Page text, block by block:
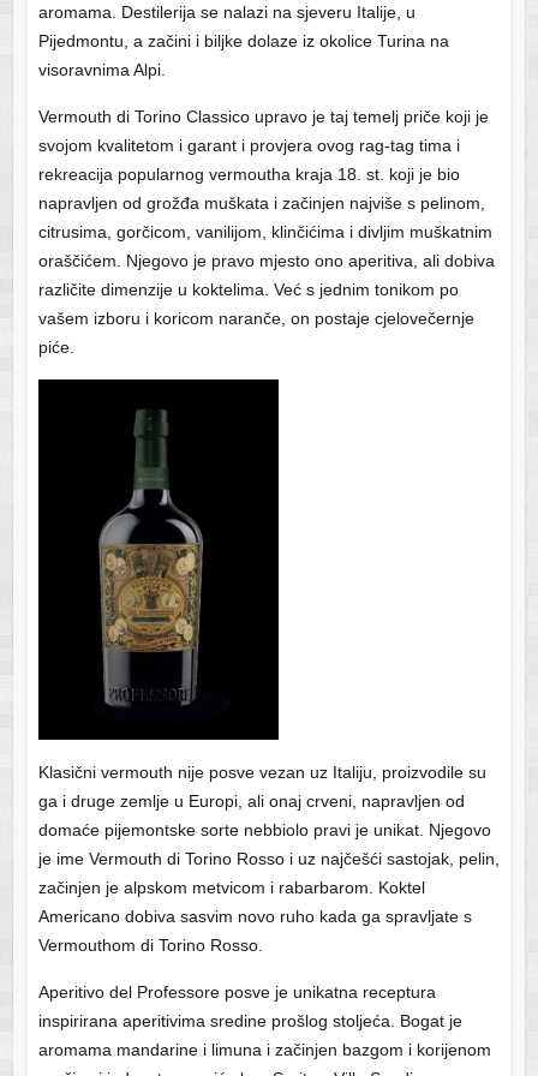
aromama. Destilerija se nalazi na sjeveru Italije, u
Pijedmontu, a začini i biljke dolaze iz okolice Turina na
visoravnima Alpi.
Vermouth di Torino Classico upravo je taj temelj priče koji je
svojom kvalitetom i garant i provjera ovog rag-tag tima i
rekreacija popularnog vermoutha kraja 18. st. koji je bio
napravljen od grožđa muškata i začinjen najviše s pelinom,
citrusima, gorčicom, vanilijom, klinčićima i divljim muškatnim
oraščićem. Njegovo je pravo mjesto ono aperitiva, ali dobiva
različite dimenzije u koktelima. Već s jednim tonikom po
vašem izboru i koricom naranče, on postaje cjelovečernje
piće.
Klasični vermouth nije posve vezan uz Italiju, proizvodile su
ga i druge zemlje u Europi, ali onaj crveni, napravljen od
domaće pijemontske sorte nebbiolo pravi je unikat. Njegovo
je ime Vermouth di Torino Rosso i uz najčešći sastojak, pelin,
začinjen je alpskom metvicom i rabarbarom. Koktel
Americano dobiva sasvim novo ruho kada ga spravljate s
Vermouthom di Torino Rosso.
Aperitivo del Professore posve je unikatna receptura
inspirirana aperitivima sredine prošlog stoljeća. Bogat je
aromama mandarine i limuna i začinjen bazgom i korijenom